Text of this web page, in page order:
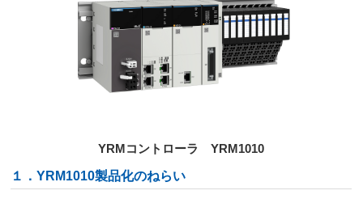
YRMコントローラYRM1010
１．YRM1010製品化のねらい